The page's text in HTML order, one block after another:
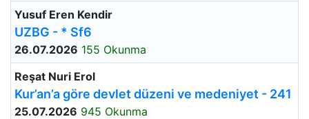
Yusuf Eren Kendir
UZBG - * Sf6
26.07.2026 155 Okunma
Reşat Nuri Erol
Kur’an’a göre devlet düzeni ve medeniyet - 241
25.07.2026 945 Okunma